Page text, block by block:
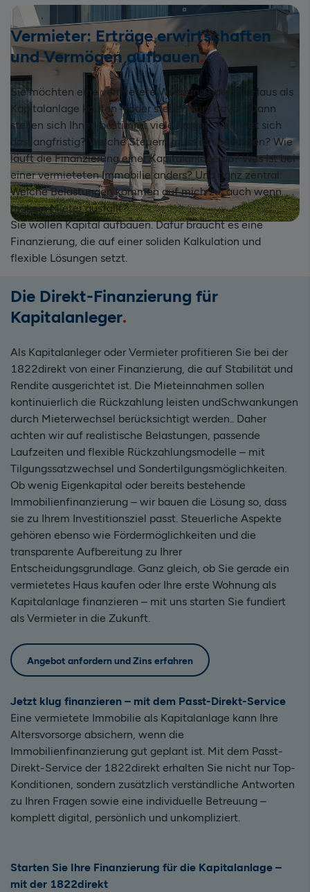
Vermieter: Erträge erwirtschaften
und Vermögen aufbauen
Sie möchten eine vermietete Wohnung oder ein Haus als
Kapitalanlage kaufen – oder stehen kurz davor? Dann
stellen sich Ihnen bestimmt viele Fragen: Rechnet sich
das langfristig? Welche Steuern muss ich beachten? Wie
läuft die Finanzierung einer Kapitalanlage ab? Was ist bei
einer vermieteten Immobilie anders? Und ganz zentral:
Welche Belastungen kommen auf mich zu, auch wenn
mal ein Mieter ausfällt?
Sie wollen Kapital aufbauen. Dafür braucht es eine
Finanzierung, die auf einer soliden Kalkulation und
flexible Lösungen setzt.
Die Direkt-Finanzierung für
Kapitalanleger
Als Kapitalanleger oder Vermieter profitieren Sie bei der
1822direkt von einer Finanzierung, die auf Stabilität und
Rendite ausgerichtet ist. Die Mieteinnahmen sollen
kontinuierlich die Rückzahlung leisten undSchwankungen
durch Mieterwechsel berücksichtigt werden.. Daher
achten wir auf realistische Belastungen, passende
Laufzeiten und flexible Rückzahlungsmodelle – mit
Tilgungssatzwechsel und Sondertilgungsmöglichkeiten.
Ob wenig Eigenkapital oder bereits bestehende
Immobilienfinanzierung – wir bauen die Lösung so, dass
sie zu Ihrem Investitionsziel passt. Steuerliche Aspekte
gehören ebenso wie Fördermöglichkeiten und die
transparente Aufbereitung zu Ihrer
Entscheidungsgrundlage. Ganz gleich, ob Sie gerade ein
vermietetes Haus kaufen oder Ihre erste Wohnung als
Kapitalanlage finanzieren – mit uns starten Sie fundiert
als Vermieter in die Zukunft.
Angebot anfordern und Zins erfahren
Jetzt klug finanzieren – mit dem Passt-Direkt-Service
Eine vermietete Immobilie als Kapitalanlage kann Ihre
Altersvorsorge absichern, wenn die
Immobilienfinanzierung gut geplant ist. Mit dem Passt-
Direkt-Service der 1822direkt erhalten Sie nicht nur Top-
Konditionen, sondern zusätzlich verständliche Antworten
zu Ihren Fragen sowie eine individuelle Betreuung –
komplett digital, persönlich und unkompliziert.
Starten Sie Ihre Finanzierung für die Kapitalanlage –
mit der 1822direkt